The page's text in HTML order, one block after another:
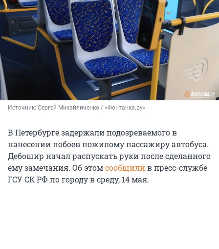
Источник: Сергей Михайличенко / «Фонтанка.ру»
В Петербурге задержали подозреваемого в
нанесении побоев пожилому пассажиру автобуса.
Дебошир начал распускать руки после сделанного
ему замечания. Об этомсообщилив пресс-службе
ГСУ СК РФ по городу в среду, 14 мая.